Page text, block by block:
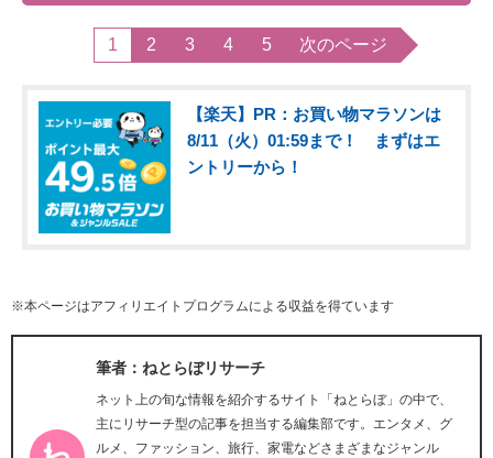
1 2 3 4 5 次のページ
【楽天】PR：お買い物マラソンは
8/11（火）01:59まで！ まずはエ
ントリーから！
※本ページはアフィリエイトプログラムによる収益を得ています
筆者：ねとらぼリサーチ
ネット上の旬な情報を紹介するサイト「ねとらぼ」の中で、
主にリサーチ型の記事を担当する編集部です。エンタメ、グ
ルメ、ファッション、旅行、家電などさまざまなジャンル